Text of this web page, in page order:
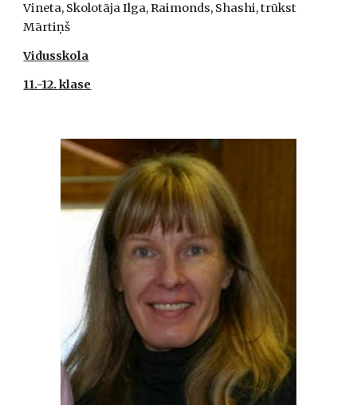
Vineta, Skolotāja Ilga, Raimonds, Shashi, trūkst
Mārtiņš
Vidusskola
11.-12. klase